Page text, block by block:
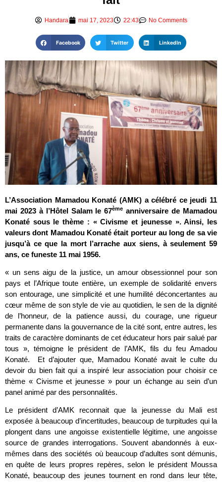
Handara mai 17, 2023 22:43 No Comments
Facebook Twitter LinkedIn
L’Association Mamadou Konaté (AMK) a célébré ce jeudi 11
mai 2023 à l’Hôtel Salam le 67ème anniversaire de Mamadou
Konaté sous le thème : « Civisme et jeunesse ». Ainsi, les
valeurs dont Mamadou Konaté était porteur au long de sa vie
jusqu’à ce que la mort l’arrache aux siens, à seulement 59
ans, ce funeste 11 mai 1956.
« un sens aigu de la justice, un amour obsessionnel pour son
pays et l’Afrique toute entière, un exemple de solidarité envers
son entourage, une simplicité et une humilité déconcertantes au
cœur même de son style de vie au quotidien, le sen de la dignité
de l’honneur, de la patience aussi, du courage, une rigueur
permanente dans la gouvernance de la cité sont, entre autres, les
traits de caractère dominants de cet éducateur hors pair salué par
tous », témoigne le président de l’AMK, fils du feu Amadou
Konaté. Et d’ajouter que, Mamadou Konaté avait le culte du
devoir du bien fait qui a inspiré leur association pour choisir ce
thème « Civisme et jeunesse » pour un échange au sein d’un
panel animé par des personnalités.
Le président d’AMK reconnait que la jeunesse du Mali est
exposée à beaucoup d’incertitudes, beaucoup de turpitudes qui la
plongent dans une angoisse existentielle légitime, une angoisse
source de grandes interrogations. Souvent abandonnés à eux-
mêmes dans des sociétés où beaucoup d’adultes sont démunis,
en quête de leurs propres repères, selon le président Moussa
Konaté, beaucoup des jeunes tournent en rond dans leur tête,